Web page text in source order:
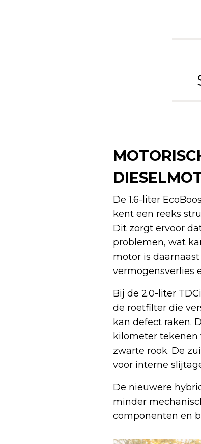
De 1.6-liter
kent een reeks
Dit zorgt ervoor
problemen, wat
motor is
vermogensverlies
Bij de 2.0-liter
de roetfilter die
kan defect raken.
kilometer tekenen
zwarte rook. De
voor interne
De nieuwere
minder
componenten en